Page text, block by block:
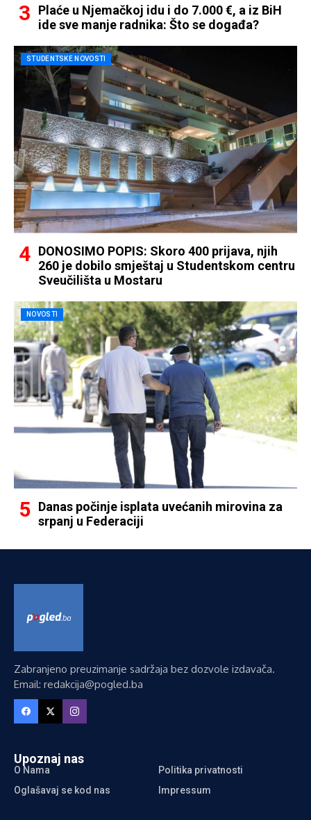
Plaće u Njemačkoj idu i do 7.000 €, a iz BiH
ide sve manje radnika: Što se događa?
STUDENTSKE NOVOSTI
DONOSIMO POPIS: Skoro 400 prijava, njih
260 je dobilo smještaj u Studentskom centru
Sveučilišta u Mostaru
NOVOSTI
Danas počinje isplata uvećanih mirovina za
srpanj u Federaciji
Zabranjeno preuzimanje sadržaja bez dozvole izdavača.
Email: redakcija@pogled.ba
Upoznaj nas
O Nama
Politika privatnosti
Oglašavaj se kod nas
Impressum